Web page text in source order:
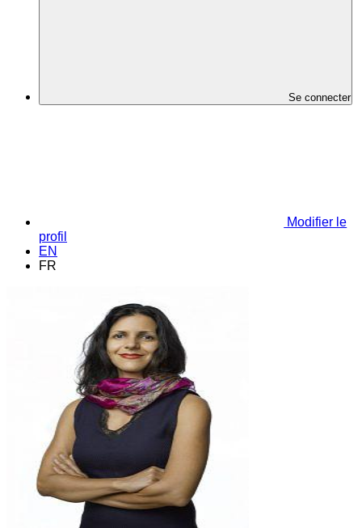
Se connecter
Modifier le
profil
EN
FR